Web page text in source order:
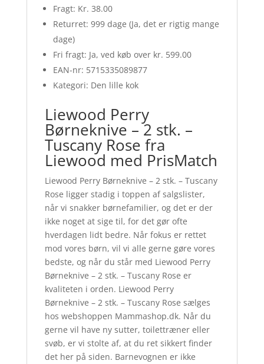
Fragt: Kr. 38.00
Returret: 999 dage (Ja, det er rigtig mange
dage)
Fri fragt: Ja, ved køb over kr. 599.00
EAN-nr: 5715335089877
Kategori: Den lille kok
Liewood Perry
Børneknive – 2 stk. –
Tuscany Rose fra
Liewood med PrisMatch
Liewood Perry Børneknive – 2 stk. – Tuscany
Rose ligger stadig i toppen af salgslister,
når vi snakker børnefamilier, og det er der
ikke noget at sige til, for det gør ofte
hverdagen lidt bedre. Når fokus er rettet
mod vores børn, vil vi alle gerne gøre vores
bedste, og når du står med Liewood Perry
Børneknive – 2 stk. – Tuscany Rose er
kvaliteten i orden. Liewood Perry
Børneknive – 2 stk. – Tuscany Rose sælges
hos webshoppen Mammashop.dk. Når du
gerne vil have ny sutter, toilettræner eller
svøb, er vi stolte af, at du ret sikkert finder
det her på siden. Barnevognen er ikke